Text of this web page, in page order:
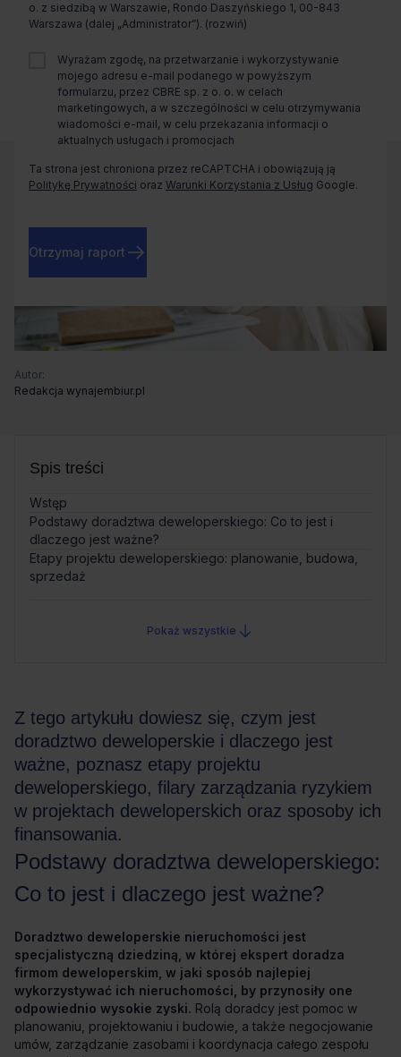
Autor:
Redakcja wynajembiur.pl
Spis treści
Wstęp
Podstawy doradztwa deweloperskiego: Co to jest i
dlaczego jest ważne?
Etapy projektu deweloperskiego: planowanie, budowa,
sprzedaż
Pokaż wszystkie
Doradztwo deweloperskie nieruchomości jest
specjalistyczną dziedziną, w której ekspert doradza
firmom deweloperskim, w jaki sposób najlepiej
wykorzystywać ich nieruchomości, by przynosiły one
odpowiednio wysokie zyski.
Zaprosimy Cię na spotkanie, omówimy szczegóły i
pokażemy inwestycje.
Zamknij
o. z siedzibą w Warszawie, Rondo Daszyńskiego 1, 00-843
Warszawa (dalej „Administrator”).
Wyrażam zgodę, na przetwarzanie i wykorzystywanie
mojego adresu e-mail podanego w powyższym
formularzu, przez CBRE sp. z o. o. w celach
marketingowych, a w szczególności w celu otrzymywania
wiadomości e-mail, w celu przekazania informacji o
aktualnych usługach i promocjach
Ta strona jest chroniona przez reCAPTCHA i obowiązują ją
Politykę Prywatności oraz Warunki Korzystania z Usług Google.
Otrzymaj raport